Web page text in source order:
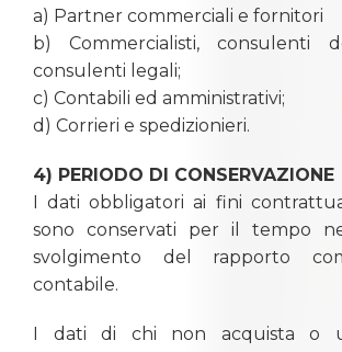
a) Partner commerciali e fornitori
b) Commercialisti, consulenti
consulenti legali;
c) Contabili ed amministrativi;
d) Corrieri e spedizionieri.
4) PERIODO DI CONSERVAZIONE
I dati obbligatori ai fini
sono conservati per il tempo
svolgimento del rapporto
contabile.
I dati di chi non acquista o